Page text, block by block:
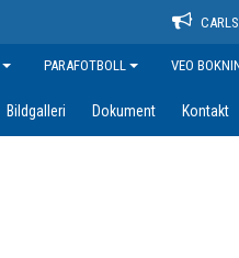
PARAFOTBOLL VEO
Bildgalleri Dokument Kontakt